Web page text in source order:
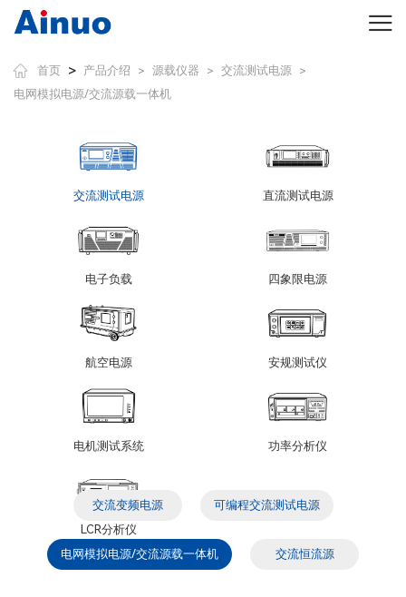
首页 > 产品介绍 > 源载仪器 > 交流测试电源 >
电网模拟电源/交流源载一体机
交流测试电源 直流测试电源
电子负载 四象限电源
航空电源 安规测试仪
电机测试系统 功率分析仪
LCR分析仪
交流变频电源 可编程交流测试电源
电网模拟电源/交流源载一体机 交流恒流源